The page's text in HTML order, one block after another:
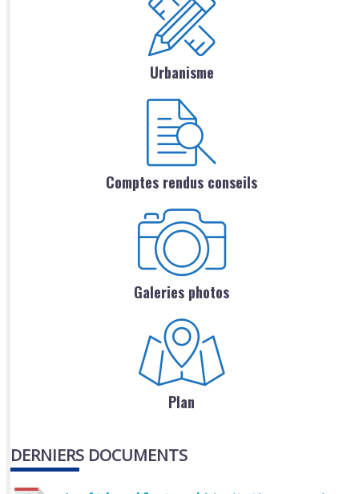
Urbanisme
Comptes rendus conseils
Galeries photos
Plan
DERNIERS DOCUMENTS